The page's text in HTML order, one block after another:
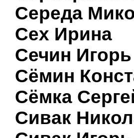
Середа
Сех Ирина
Сечин Игорь
Сёмин
Сёмка
Сивак